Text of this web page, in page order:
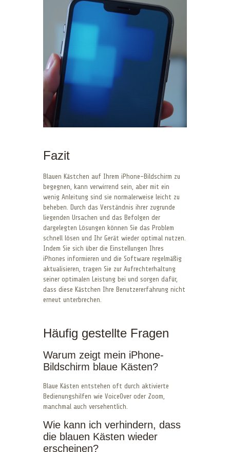
Fazit
Blauen Kästchen auf Ihrem iPhone-Bildschirm zu
begegnen, kann verwirrend sein, aber mit ein
wenig Anleitung sind sie normalerweise leicht zu
beheben. Durch das Verständnis ihrer zugrunde
liegenden Ursachen und das Befolgen der
dargelegten Lösungen können Sie das Problem
schnell lösen und Ihr Gerät wieder optimal nutzen.
Indem Sie sich über die Einstellungen Ihres
iPhones informieren und die Software regelmäßig
aktualisieren, tragen Sie zur Aufrechterhaltung
seiner optimalen Leistung bei und sorgen dafür,
dass diese Kästchen Ihre Benutzererfahrung nicht
erneut unterbrechen.
Häufig gestellte Fragen
Warum zeigt mein iPhone-
Bildschirm blaue Kästen?
Blaue Kästen entstehen oft durch aktivierte
Bedienungshilfen wie VoiceOver oder Zoom,
manchmal auch versehentlich.
Wie kann ich verhindern, dass
die blauen Kästen wieder
erscheinen?